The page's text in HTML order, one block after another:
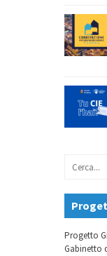
Progetto
Gabinetto